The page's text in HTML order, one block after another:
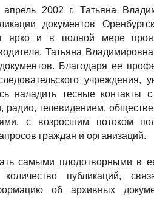
2002 г. Татьяна
документов
и в полной мере
Татьяна
Благодаря ее
наладить тесные контакты
телевидением,
с возросшим потоком
граждан и организаций.
самыми плодотворными в
публикаций,
об архивных